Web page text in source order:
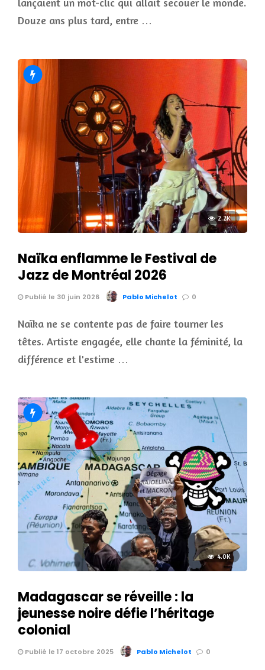
Douze ans plus tard, entre …
2.2K
Naïka enflamme le Festival de
Jazz de Montréal 2026
Publié le 30 juin 2026 Pablo Michelot 0
Naïka ne se contente pas de faire tourner les
têtes. Artiste engagée, elle chante la féminité, la
différence et l'estime …
4.0K
Madagascar se réveille : la
jeunesse noire défie l’héritage
colonial
Publié le 17 octobre 2025 Pablo Michelot 0